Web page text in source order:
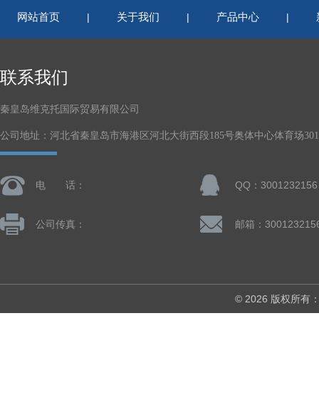
网站首页 | 关于我们 | 产品中心 |
联系我们
秦皇岛维克托国际贸易有限公司
公司地址：河北省秦皇岛市海港区河北大街西段185号奥体中心体育场
电 话： QQ：3001232156
公司传真： 邮箱：
© 2026 版权所有